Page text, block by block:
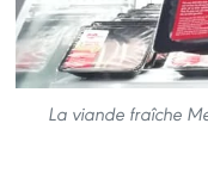
La viande fraîche